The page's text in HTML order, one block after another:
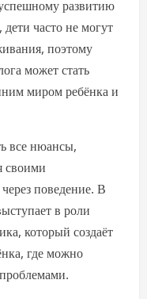
развитию
часто не могут
поэтому
может стать
миром ребёнка и
все нюансы,
своими
поведение. В
в роли
который создаёт
где можно